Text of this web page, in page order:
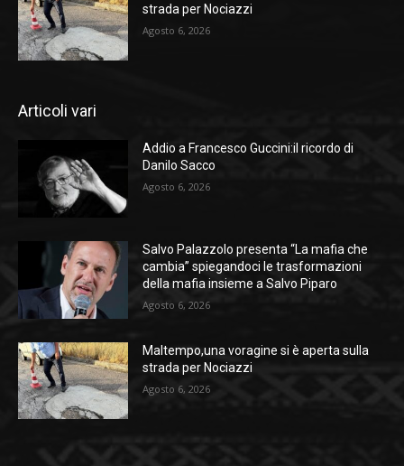
strada per Nociazzi
Agosto 6, 2026
Articoli vari
Addio a Francesco Guccini:il ricordo di
Danilo Sacco
Agosto 6, 2026
Salvo Palazzolo presenta “La mafia che
cambia” spiegandoci le trasformazioni
della mafia insieme a Salvo Piparo
Agosto 6, 2026
Maltempo,una voragine si è aperta sulla
strada per Nociazzi
Agosto 6, 2026